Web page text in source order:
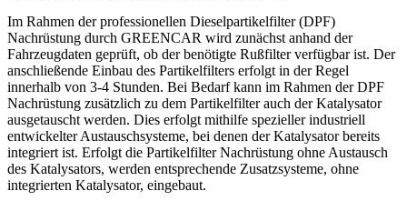
Im Rahmen der professionellen Dieselpartikelfilter (DPF)
Nachrüstung durch GREENCAR wird zunächst anhand der
Fahrzeugdaten geprüft, ob der benötigte Rußfilter verfügbar ist. Der
anschließende Einbau des Partikelfilters erfolgt in der Regel
innerhalb von 3-4 Stunden. Bei Bedarf kann im Rahmen der DPF
Nachrüstung zusätzlich zu dem Partikelfilter auch der Katalysator
ausgetauscht werden. Dies erfolgt mithilfe spezieller industriell
entwickelter Austauschsysteme, bei denen der Katalysator bereits
integriert ist. Erfolgt die Partikelfilter Nachrüstung ohne Austausch
des Katalysators, werden entsprechende Zusatzsysteme, ohne
integrierten Katalysator, eingebaut.